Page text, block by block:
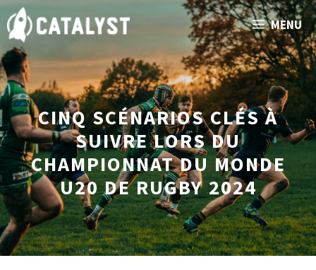
Aller
au
contenu
MENU
CINQ SCÉNARIOS CLÉS À
SUIVRE LORS DU
CHAMPIONNAT DU MONDE
U20 DE RUGBY 2024